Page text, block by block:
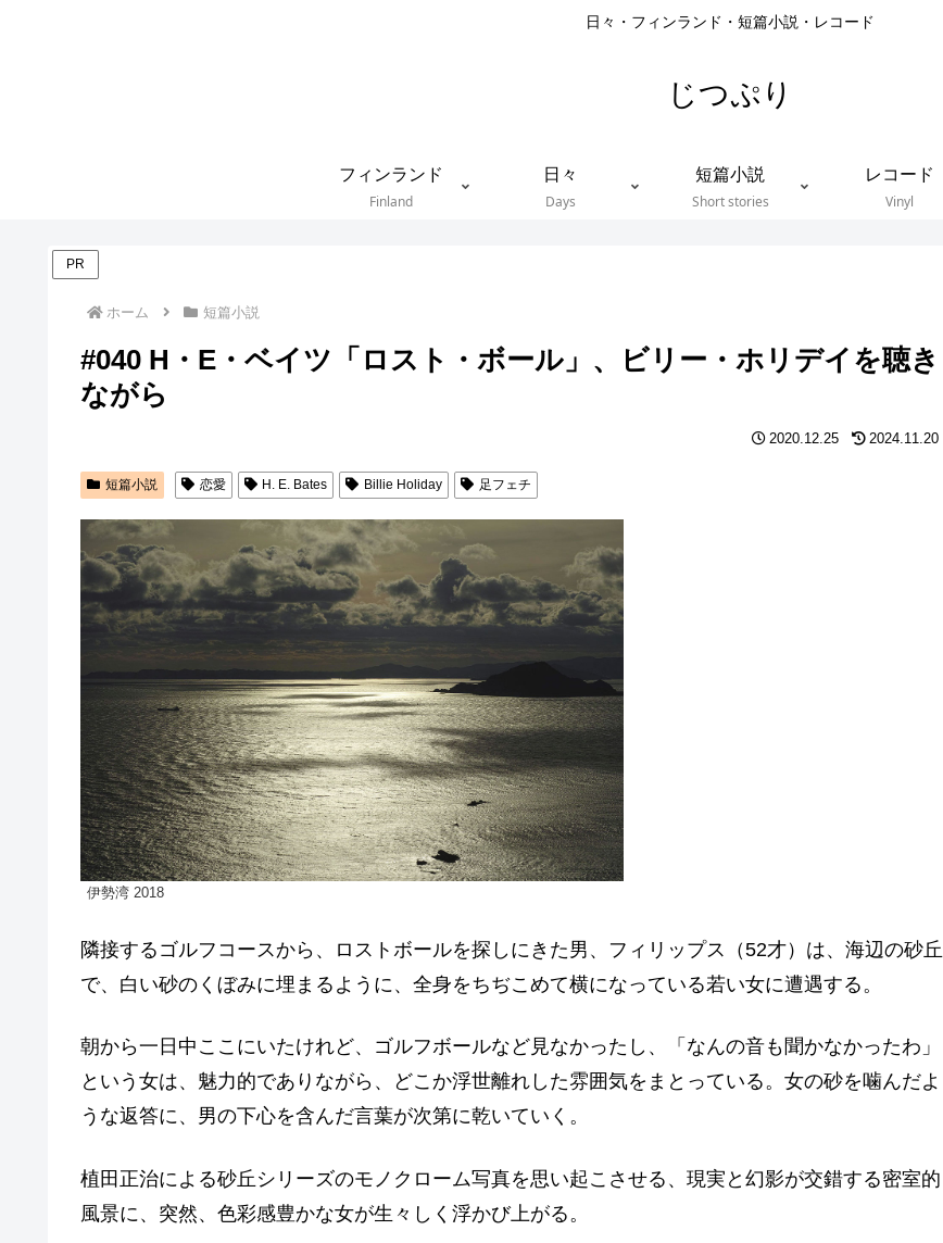
日々・フィンランド・短篇小説・レコード
じつぷり
フィンランド
Finland
日々
Days
短篇小説
Short stories
レコード
Vinyl
PR
ホーム 短篇小説
#040 H・E・ベイツ「ロスト・ボール」、ビリー・ホリデイを聴き
ながら
2020.12.25 2024.11.20
短篇小説 恋愛 H. E. Bates Billie Holiday 足フェチ
伊勢湾 2018
隣接するゴルフコースから、ロストボールを探しにきた男、フィリップス（52才）は、海辺の砂丘
で、白い砂のくぼみに埋まるように、全身をちぢこめて横になっている若い女に遭遇する。
朝から一日中ここにいたけれど、ゴルフボールなど見なかったし、「なんの音も聞かなかったわ」
という女は、魅力的でありながら、どこか浮世離れした雰囲気をまとっている。女の砂を噛んだよ
うな返答に、男の下心を含んだ言葉が次第に乾いていく。
植田正治による砂丘シリーズのモノクローム写真を思い起こさせる、現実と幻影が交錯する密室的
風景に、突然、色彩感豊かな女が生々しく浮かび上がる。